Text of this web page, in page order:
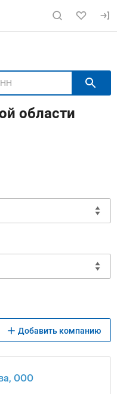
milknet.ru
области
Добавить компанию
ООО